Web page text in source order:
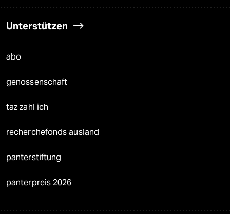
Unterstützen
abo
genossenschaft
taz zahl ich
recherchefonds ausland
panterstiftung
panterpreis 2026